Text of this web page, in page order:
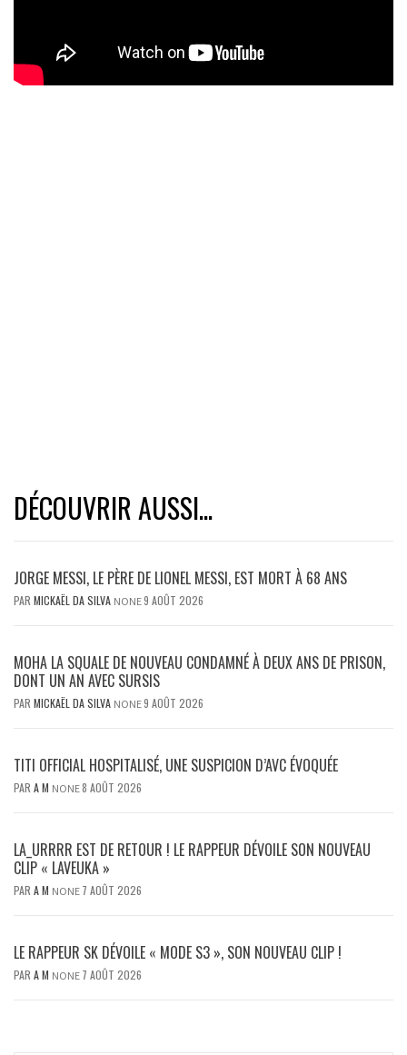
DÉCOUVRIR AUSSI...
JORGE MESSI, LE PÈRE DE LIONEL MESSI, EST MORT À 68 ANS
PAR MICKAËL DA SILVA NONE9 AOÛT 2026
MOHA LA SQUALE DE NOUVEAU CONDAMNÉ À DEUX ANS DE PRISON,
DONT UN AN AVEC SURSIS
PAR MICKAËL DA SILVA NONE9 AOÛT 2026
TITI OFFICIAL HOSPITALISÉ, UNE SUSPICION D’AVC ÉVOQUÉE
PAR A M NONE8 AOÛT 2026
LA_URRRR EST DE RETOUR ! LE RAPPEUR DÉVOILE SON NOUVEAU
CLIP « LAVEUKA »
PAR A M NONE 7 AOÛT 2026
LE RAPPEUR SK DÉVOILE « MODE S3 », SON NOUVEAU CLIP !
PAR A M NONE 7 AOÛT 2026